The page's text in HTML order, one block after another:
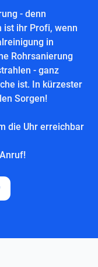
- denn
ist ihr Profi, wenn
in
Rohrsanierung
- ganz
ist. In kürzester
Sorgen!
die Uhr erreichbar